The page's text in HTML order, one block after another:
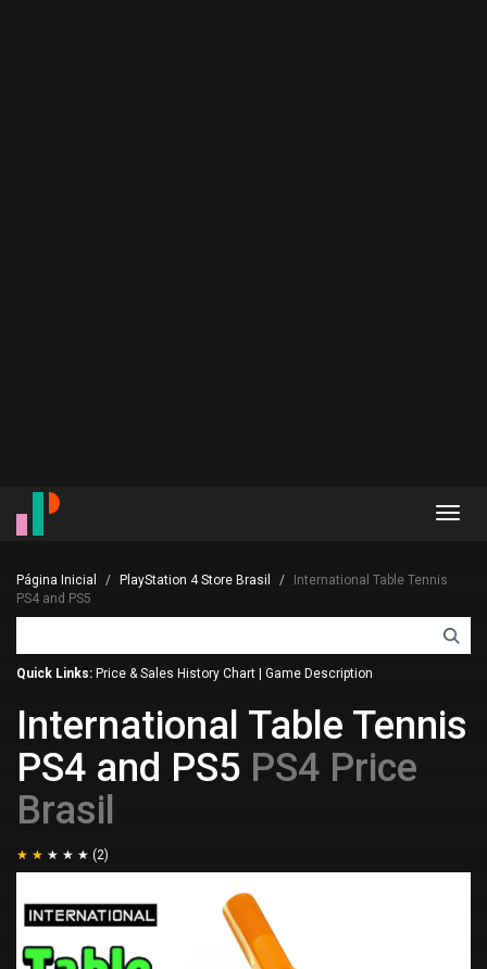
Página Inicial PlayStation 4 Store Brasil
International Table Tennis
PS4 and PS5
Quick Links: Price & Sales History Chart Game Description
International Table Tennis
PS4 and PS5 PS4 Price
Brasil
(2)